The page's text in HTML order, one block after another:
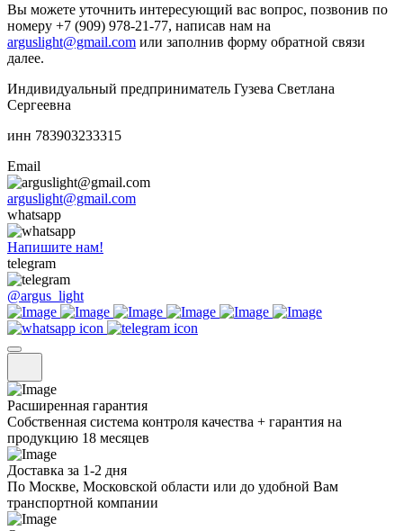
Вы можете уточнить интересующий вас вопрос, позвонив по
номеру +7 (909) 978-21-77, написав нам на
arguslight@gmail.com или заполнив форму обратной связи
далее.
Индивидуальный предприниматель Гузева Светлана
Сергеевна
инн 783903233315
Email
arguslight@gmail.com
whatsapp
Напишите нам!
telegram
@argus_light
Расширенная гарантия
Собственная система контроля качества + гарантия на
продукцию 18 месяцев
Доставка за 1-2 дня
По Москве, Московской области или до удобной Вам
транспортной компании